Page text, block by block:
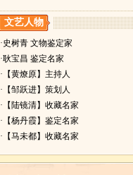
文艺人物
·史树青 文物鉴定家
·耿宝昌 鉴定名家
·【黄燎原】主持人
·【邹跃进】策划人
·【陆镜清】收藏名家
·【杨丹霞】鉴定名家
·【马未都】收藏名家